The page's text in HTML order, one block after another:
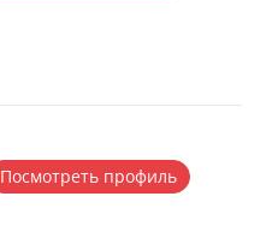
Посмотреть профиль